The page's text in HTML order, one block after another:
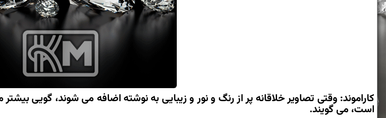
كاراموند: وقتی تصاویر خلاقانه پر از رنگ و نور و زیبایی به نوشته اضافه می شوند، گویی
است، می گویند.